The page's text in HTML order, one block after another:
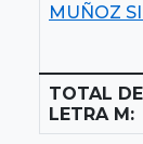
MUÑOZ
TOTAL
LETRA M: